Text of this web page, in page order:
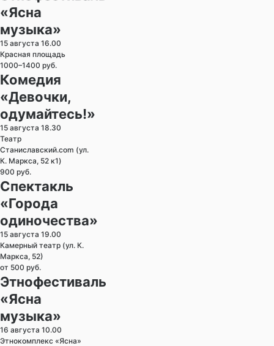
«Ясна
музыка»
15 августа 16.00
Красная площадь
1000–1400 руб.
Комедия
«Девочки,
одумайтесь!»
15 августа 18.30
Театр
Станиславский.com (ул.
К. Маркса, 52 к1)
900 руб.
Спектакль
«Города
одиночества»
15 августа 19.00
Камерный театр (ул. К.
Маркса, 52)
от 500 руб.
Этнофестиваль
«Ясна
музыка»
16 августа 10.00
Этнокомплекс «Ясна»